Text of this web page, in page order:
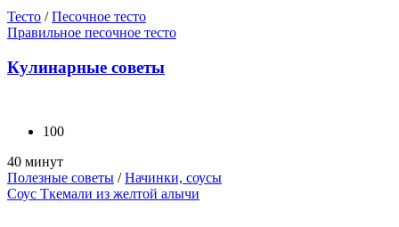
Тесто /Песочное тесто
Правильное песочное тесто
Кулинарные советы
100
40 минут
Полезные советы /Начинки, соусы
Соус Ткемали из желтой алычи